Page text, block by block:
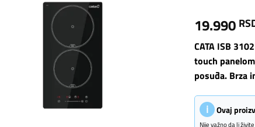
19.990
CATA ISB
touch
posuđa. Brza
ℹ Ovaj
Nije važno da li